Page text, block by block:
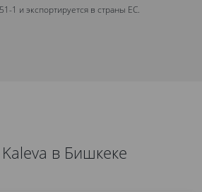
1 и экспортируется в страны ЕС.
в Бишкеке